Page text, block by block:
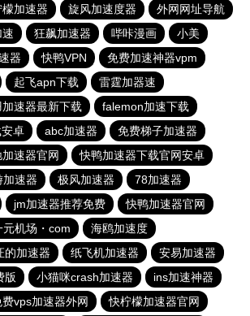
加速器 旋风加速度器
外网网址导航
狂飙加速器 哔咔漫画
小美
器 快鸭VPN
免费加速神器vpm
起飞apn下载
雷霆加器速
加速器最新下载
falemon加速下载
卓
abc加速器
免费梯子加速器
速器官网
快鸭加速器下载官网安卓
加速器 极风加速器
78加速器
jm加速器推荐免费
快鸭加速器官网
元机场・com
海鸥加速度
的加速器
纸飞机加速器
安易加速器
版
小猫咪crash加速器
ins加速神器
费vps加速器外网 快柠檬加速器官网